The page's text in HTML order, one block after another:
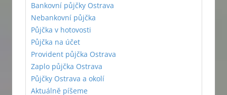
Bankovní půjčky Ostrava
Nebankovní půjčka
Půjčka v hotovosti
Půjčka na účet
Provident půjčka Ostrava
Zaplo půjčka Ostrava
Půjčky Ostrava a okolí
Aktuálně píšeme